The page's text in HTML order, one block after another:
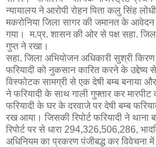
न्यायालय ने आरोपी रोहन पिता कलु सिंह लोधी
मकरोनिया जिला सागर की जमानत के
गया। म.प्र. शासन की ओर से पक्ष सहा.
गुप्त ने रखा।
सहा. जिला अभियोजन अधिकारी सुश्री
फरियादी को नुकसान कारित करने के
विस्फोटक सामग्री से एक देषी बम्ब बनाया
ने फरियादी के साथ गाली गुफ्तार कर मारपीट
फरियादी के घर के दरवाजे पर देषी बम्ब
रख आया। जिसकी रिपोर्ट फरियादी ने थाना
रिपोर्ट पर से धारा 294,326,506,286,
अधिनियम का प्रकरण पंजीबद्ध कर विवेचना